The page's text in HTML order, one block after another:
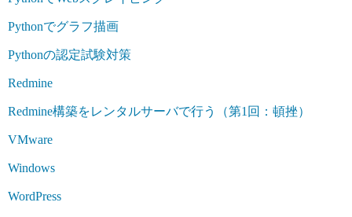
Pythonでグラフ描画
Pythonの認定試験対策
Redmine
Redmine構築をレンタルサーバで行う（第1回：頓挫）
VMware
Windows
WordPress